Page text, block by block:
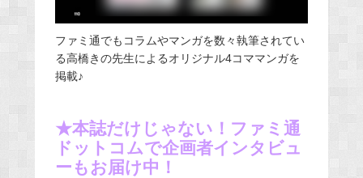
ファミ通でもコラムやマンガを数々執筆されてい
る高橋きの先生によるオリジナル4コママンガを
掲載♪
★本誌だけじゃない！ファミ通
ドットコムで企画者インタビュ
ーもお届け中！